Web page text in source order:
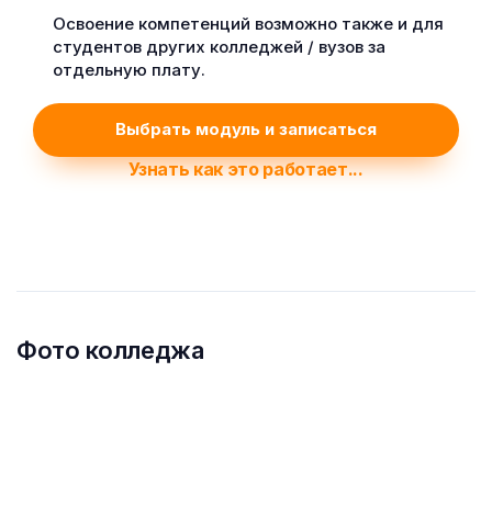
Освоение компетенций возможно также и для
студентов других колледжей / вузов за
отдельную плату.
Выбрать модуль и записаться
Узнать как это работает...
Фото колледжа